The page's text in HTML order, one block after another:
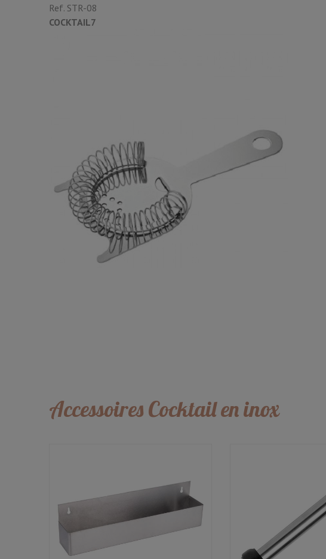
Ref. STR-08
COCKTAIL7
Accessoires Cocktail en inox